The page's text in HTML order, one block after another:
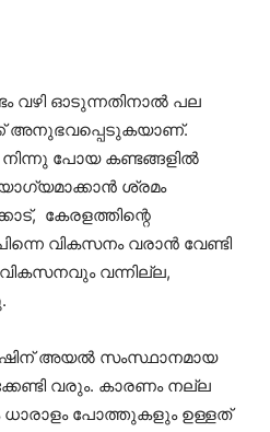
വഴി ഓടുന്നതിനാല്‍ പല
അനുഭവപ്പെടുകയാണ്.
പോയ കണ്ടങ്ങളില്‍
ശ്രമം
കേരളത്തിന്റെ
വികസനം വരാന്‍ വേണ്ടി
വന്നില്ല,
അയല്‍ സംസ്ഥാനമായ
വരും. കാരണം നല്ല
ധാരാളം പോത്തുകളും ഉള്ളത്